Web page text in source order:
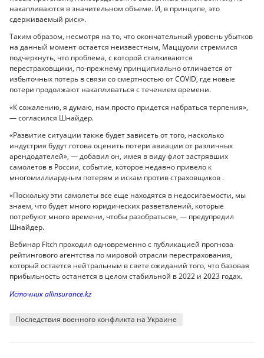
накапливаются в значительном объеме. И, в принципе, это
сдерживаемый риск».
Таким образом, несмотря на то, что окончательный уровень убытков
на данный момент остается неизвестным, Маццуоли стремился
подчеркнуть, что проблема, с которой сталкиваются
перестраховщики, по-прежнему принципиально отличается от
избыточных потерь в связи со смертностью от COVID, где новые
потери продолжают накапливаться с течением времени.
«К сожалению, я думаю, нам просто придется набраться терпения»,
— согласился Шнайдер.
«Развитие ситуации также будет зависеть от того, насколько
индустрия будут готова оценить потери авиации от различных
арендодателей», — добавил он, имея в виду флот застрявших
самолетов в России, событие, которое недавно привело к
многомиллиардным потерям и искам против страховщиков .
«Поскольку эти самолеты все еще находятся в недосигаемости, мы
знаем, что будет много юридических разветвлений, которые
потребуют много времени, чтобы разобраться», — предупредил
Шнайдер.
Вебинар Fitch проходил одновременно с публикацией прогноза
рейтингового агентства по мировой отрасли перестрахования,
который остается нейтральным в свете ожиданий того, что базовая
прибыльность останется в целом стабильной в 2022 и 2023 годах.
Источник аllinsurance.kz
Последствия военного конфликта на Украине